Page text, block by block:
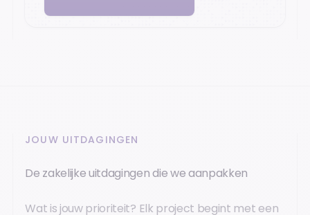
JOUW UITDAGINGEN
De zakelijke uitdagingen die we aanpakken
Wat is jouw prioriteit? Elk project begint met een